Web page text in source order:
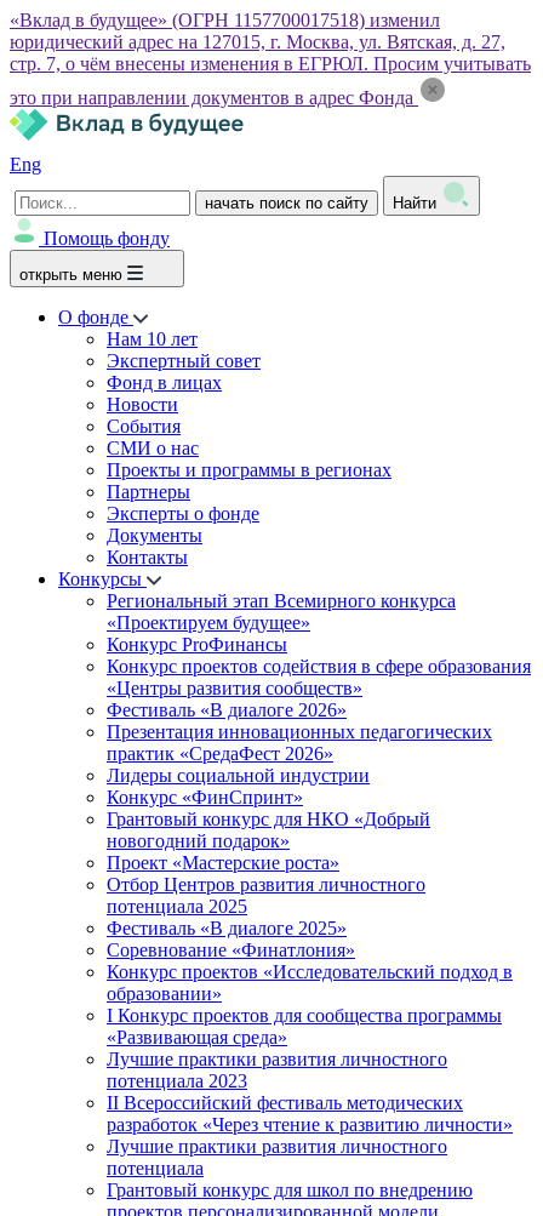
«Вклад в будущее» (ОГРН 1157700017518) изменил
юридический адрес на 127015, г. Москва, ул. Вятская, д. 27,
стр. 7, о чём внесены изменения в ЕГРЮЛ. Просим учитывать
это при направлении документов в адрес Фонда
Eng
начать поиск по сайту Найти
Помощь фонду
открыть меню
О фонде
Нам 10 лет
Экспертный совет
Фонд в лицах
Новости
События
СМИ о нас
Проекты и программы в регионах
Партнеры
Эксперты о фонде
Документы
Контакты
Конкурсы
Региональный этап Всемирного конкурса
«Проектируем будущее»
Конкурс ProФинансы
Конкурс проектов содействия в сфере образования
«Центры развития сообществ»
Фестиваль «В диалоге 2026»
Презентация инновационных педагогических
практик «СредаФест 2026»
Лидеры социальной индустрии
Конкурс «ФинСпринт»
Грантовый конкурс для НКО «Добрый
новогодний подарок»
Проект «Мастерские роста»
Отбор Центров развития личностного
потенциала 2025
Фестиваль «В диалоге 2025»
Соревнование «Финатлония»
Конкурс проектов «Исследовательский подход в
образовании»
I Конкурс проектов для сообщества программы
«Развивающая среда»
Лучшие практики развития личностного
потенциала 2023
II Всероссийский фестиваль методических
разработок «Через чтение к развитию личности»
Лучшие практики развития личностного
потенциала
Грантовый конкурс для школ по внедрению
проектов персонализированной модели